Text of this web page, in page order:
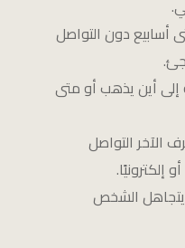
أسابيع دون التواصل
إلى أين يذهب أو متى
الآخر التواصل
إلكترونيًا.
الشخص